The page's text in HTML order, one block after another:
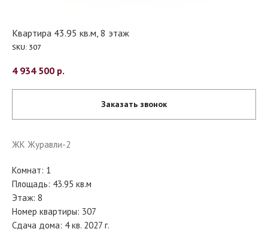
Квартира 43.95 кв.м, 8 этаж
SKU: 307
4 934 500 р.
Заказать звонок
ЖК Журавли-2
Комнат: 1
Площадь: 43.95 кв.м
Этаж: 8
Номер квартиры: 307
Сдача дома: 4 кв. 2027 г.